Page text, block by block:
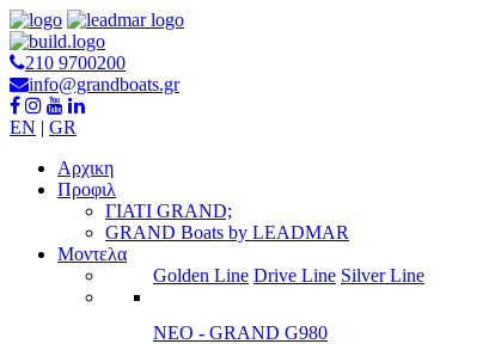
210 9700200
info@grandboats.gr
EN | GR
Αρχικη
Προφιλ
ΓΙΑΤΙ GRAND;
GRAND Boats by LEADMAR
Μοντελα
Golden Line Drive Line Silver Line
ΝΕΟ - GRAND G980